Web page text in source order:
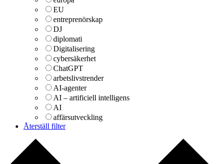
EU
entreprenörskap
DJ
diplomati
Digitalisering
cybersäkerhet
ChatGPT
arbetslivstrender
AI-agenter
AI – artificiell intelligens
AI
affärsutveckling
Återställ filter